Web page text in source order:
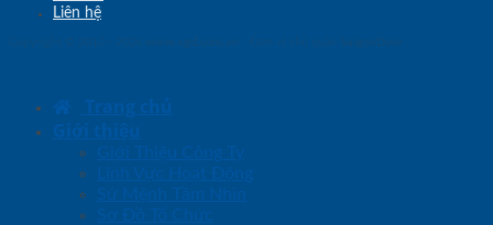
Liên hệ
Trang chủ
Giới thiệu
Giới Thiệu Công Ty
Lĩnh Vực Hoạt Động
Sứ Mệnh Tầm Nhìn
Sơ Đồ Tổ Chức